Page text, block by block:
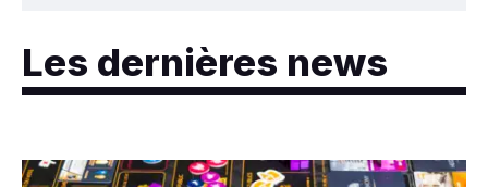
Les dernières news